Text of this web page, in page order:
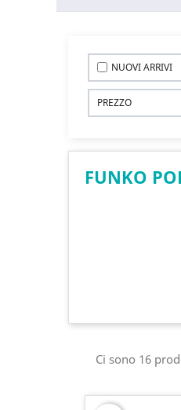
NUOVI ARRIVI
PREZZO
FUNKO
Ci sono 16